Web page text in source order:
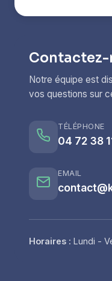
Notre équipe est
vos questions sur
TÉLÉPHONE
04 72 38
EMAIL
Horaires : Lundi -